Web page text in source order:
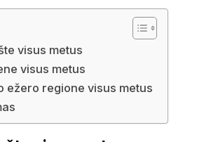
visus metus
visus metus
ežero regione visus metus